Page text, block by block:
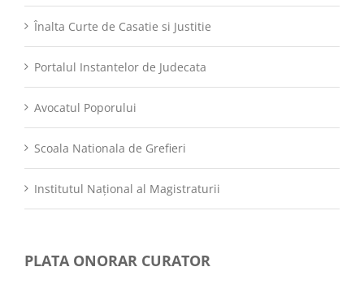
Înalta Curte de Casatie si Justitie
Portalul Instantelor de Judecata
Avocatul Poporului
Scoala Nationala de Grefieri
Institutul Național al Magistraturii
PLATA ONORAR CURATOR